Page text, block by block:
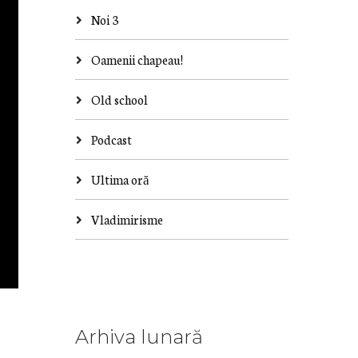
Noi 3
Oamenii chapeau!
Old school
Podcast
Ultima oră
Vladimirisme
Arhiva lunară